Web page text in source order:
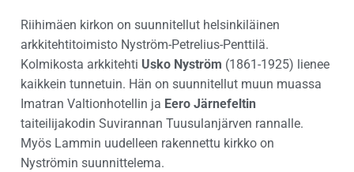
Riihimäen kirkon on suunnitellut helsinkiläinen
arkkitehtitoimisto Nyström-Petrelius-Penttilä.
Kolmikosta arkkitehti Usko Nyström (1861-1925) lienee
kaikkein tunnetuin. Hän on suunnitellut muun muassa
Imatran Valtionhotellin ja Eero Järnefeltin
taiteilijakodin Suvirannan Tuusulanjärven rannalle.
Myös Lammin uudelleen rakennettu kirkko on
Nyströmin suunnittelema.